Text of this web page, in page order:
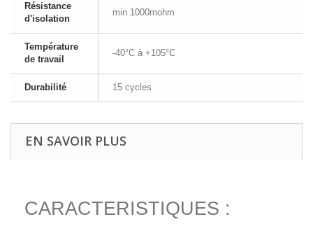
Résistance
d'isolation
min 1000mohm
Température
de travail
-40°C à +105°C
Durabilité 15 cycles
EN SAVOIR PLUS
CARACTERISTIQUES :